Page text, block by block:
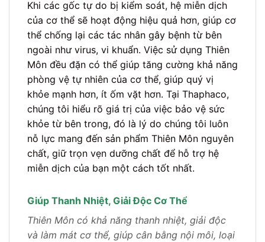
Khi các gốc tự do bị kiểm soát, hệ miễn dịch
của cơ thể sẽ hoạt động hiệu quả hơn, giúp cơ
thể chống lại các tác nhân gây bệnh từ bên
ngoài như virus, vi khuẩn. Việc sử dụng Thiên
Môn đều đặn có thể giúp tăng cường khả năng
phòng vệ tự nhiên của cơ thể, giúp quý vị
khỏe mạnh hơn, ít ốm vặt hơn. Tại Thaphaco,
chúng tôi hiểu rõ giá trị của việc bảo vệ sức
khỏe từ bên trong, đó là lý do chúng tôi luôn
nỗ lực mang đến sản phẩm Thiên Môn nguyên
chất, giữ trọn vẹn dưỡng chất để hỗ trợ hệ
miễn dịch của bạn một cách tốt nhất.
Giúp Thanh Nhiệt, Giải Độc Cơ Thể
Thiên Môn có khả năng thanh nhiệt, giải độc
và làm mát cơ thể, giúp cân bằng nội môi, loại